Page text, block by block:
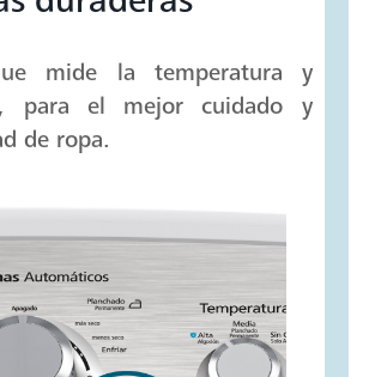
mide la temperatura y
para el mejor cuidado y
de ropa.